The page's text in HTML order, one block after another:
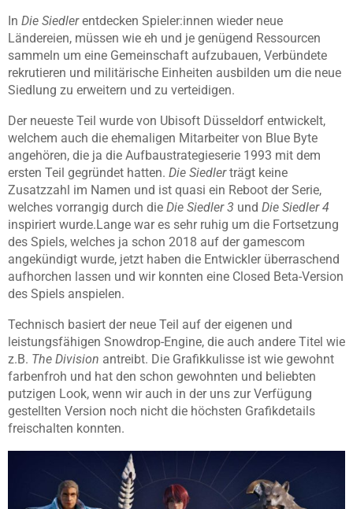
In Die Siedlerentdecken Spieler:innen wieder neue
Ländereien, müssen wie eh und je genügend Ressourcen
sammeln um eine Gemeinschaft aufzubauen, Verbündete
rekrutieren und militärische Einheiten ausbilden um die neue
Siedlung zu erweitern und zu verteidigen.
Der neueste Teil wurde von Ubisoft Düsseldorf entwickelt,
welchem auch die ehemaligen Mitarbeiter von Blue Byte
angehören, die ja die Aufbaustrategieserie 1993 mit dem
ersten Teil gegründet hatten. Die Siedlerträgt keine
Zusatzzahl im Namen und ist quasi ein Reboot der Serie,
welches vorrangig durch die Die Siedler 3 und Die Siedler 4
inspiriert wurde.Lange war es sehr ruhig um die Fortsetzung
des Spiels, welches ja schon 2018 auf der gamescom
angekündigt wurde, jetzt haben die Entwickler überraschend
aufhorchen lassen und wir konnten eine Closed Beta-Version
des Spiels anspielen.
Technisch basiert der neue Teil auf der eigenen und
leistungsfähigen Snowdrop-Engine, die auch andere Titel wie
z.B. The Division antreibt. Die Grafikkulisse ist wie gewohnt
farbenfroh und hat den schon gewohnten und beliebten
putzigen Look, wenn wir auch in der uns zur Verfügung
gestellten Version noch nicht die höchsten Grafikdetails
freischalten konnten.